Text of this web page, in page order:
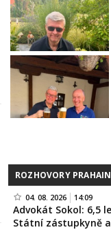
ROZHOVORY
04. 08. 2026 14:09
Advokát Sokol: 6,5
Státní zástupkyně